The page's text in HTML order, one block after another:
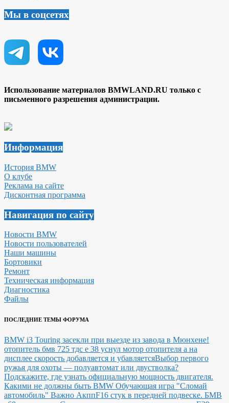
Мы в соцсетях
Использование материалов BMWLAND.RU только с
письменного разрешения администрации.
Информация
История BMW
О клубе
Реклама на сайте
Дисконтная программа
Навигация по сайту
Новости BMW
Новости пользователей
Наши машины
Бортовики
Ремонт
Техническая информация
Диагностика
Файлы
ПОСЛЕДНИЕ ТЕМЫ ФОРУМА
BMW i3 Touring засекли при выезде из завода в Мюнхене!
отопитель бмв 725 тдс е 38 уснул мотор отопителя а на
дисплее скорость добавляется и убавляетсяВыбор первого
ружья для охоты — полуавтомат или двустволка?
Подскажите, где узнать официальную мощность двигателя.
Какими не должны быть BMW Обучающая игра "Сломай
автомобиль" Важно АкппF16 стук в передней подвеске. БМВ